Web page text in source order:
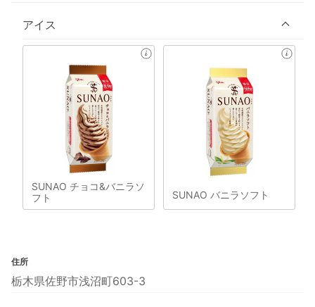
アイス
SUNAO チョコ&バニラソ
フト
SUNAO バニラソフト
住所
栃木県佐野市浅沼町603-3